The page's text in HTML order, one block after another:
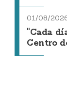
01/08/
"Cada
Centro